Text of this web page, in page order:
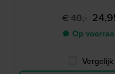
€ 40,-
● Op
Vergelijk